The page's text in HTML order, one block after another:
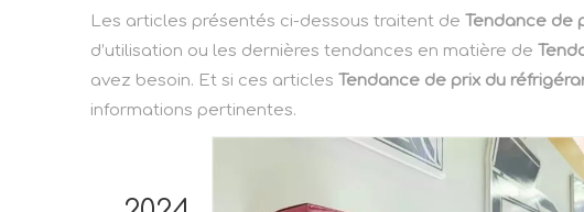
Les articles présentés ci-dessous traitent de Tendance de
d’utilisation ou les dernières tendances en matière de
avez besoin. Et si ces articles Tendance de prix du
informations pertinentes.